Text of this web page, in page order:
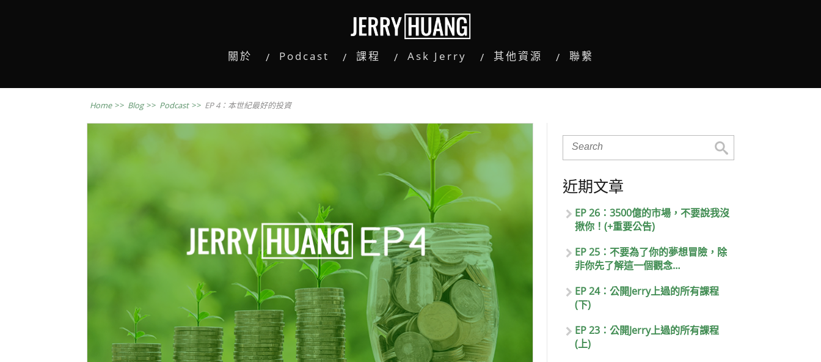
關於 Podcast 課程 Ask Jerry 其他資源 聯繫
Home >> Blog >> Podcast >> EP 4：本世紀最好的投資
近期文章
EP 26：3500億的市場，不要說我沒
揪你！(+重要公告)
EP 25：不要為了你的夢想冒險，除
非你先了解這一個觀念…
EP 24：公開Jerry上過的所有課程
(下)
EP 23：公開Jerry上過的所有課程
(上)